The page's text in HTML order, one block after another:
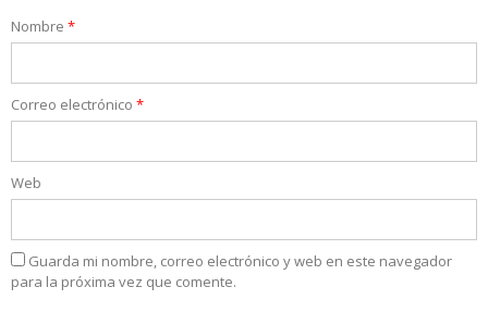
Nombre *
Correo electrónico *
Web
Guarda mi nombre, correo electrónico y web en este navegador
para la próxima vez que comente.